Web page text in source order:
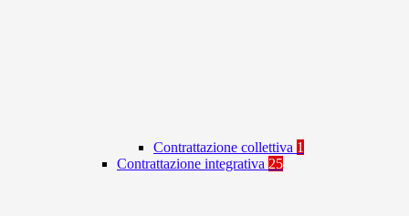
Contrattazione collettiva 1
Contrattazione integrativa 25